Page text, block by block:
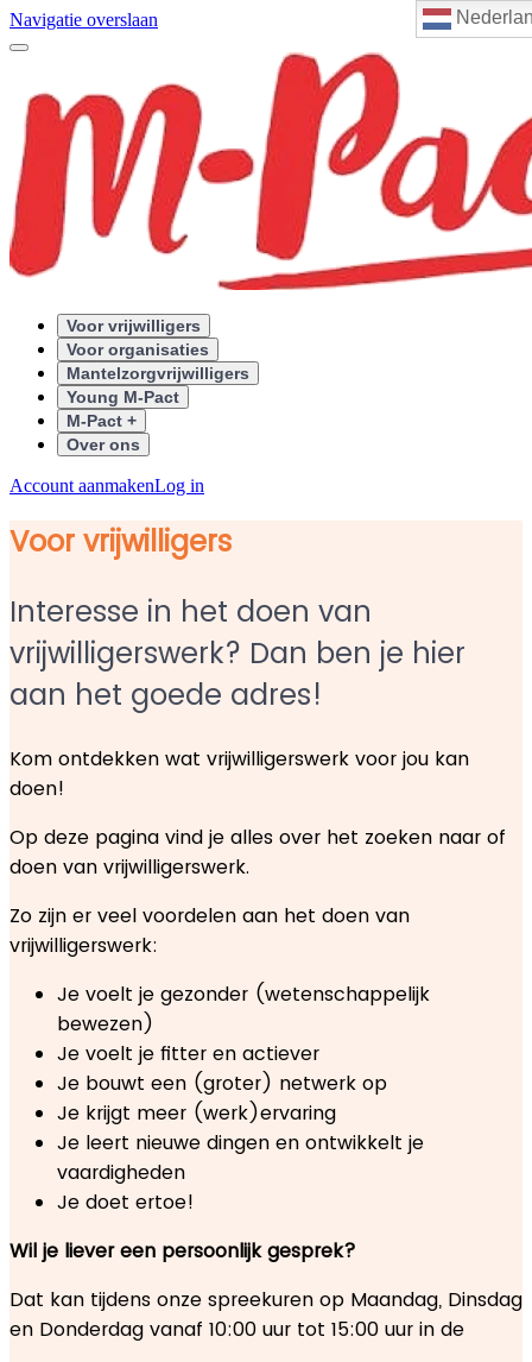
Navigatie overslaan
Voor vrijwilligers
Voor organisaties
Mantelzorgvrijwilligers
Young M-Pact
M-Pact +
Over ons
Account aanmakenLog in
Voor vrijwilligers
Interesse in het doen van
vrijwilligerswerk? Dan ben je hier
aan het goede adres!
Kom ontdekken wat vrijwilligerswerk voor jou kan
doen!
Op deze pagina vind je alles over het zoeken naar of
doen van vrijwilligerswerk.
Zo zijn er veel voordelen aan het doen van
vrijwilligerswerk:
Je voelt je gezonder (wetenschappelijk
bewezen)
Je voelt je fitter en actiever
Je bouwt een (groter) netwerk op
Je krijgt meer (werk)ervaring
Je leert nieuwe dingen en ontwikkelt je
vaardigheden
Je doet ertoe!
Wil je liever een persoonlijk gesprek?
Dat kan tijdens onze spreekuren op Maandag, Dinsdag
en Donderdag vanaf 10:00 uur tot 15:00 uur in de